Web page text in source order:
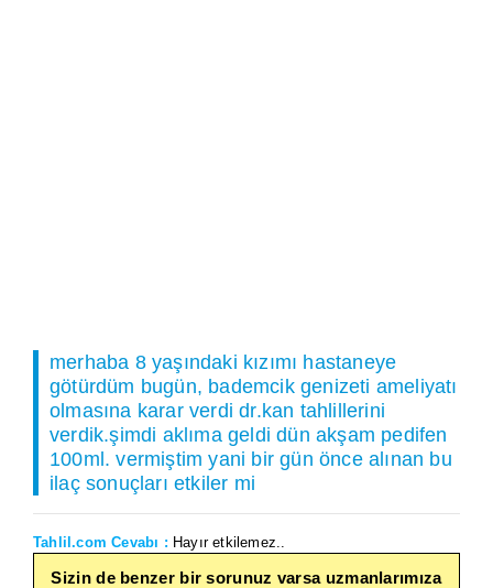
merhaba 8 yaşındaki kızımı hastaneye
götürdüm bugün, bademcik genizeti ameliyatı
olmasına karar verdi dr.kan tahlillerini
verdik.şimdi aklıma geldi dün akşam pedifen
100ml. vermiştim yani bir gün önce alınan bu
ilaç sonuçları etkiler mi
Tahlil.com Cevabı : Hayır etkilemez..
Sizin de benzer bir sorunuz varsa uzmanlarımıza